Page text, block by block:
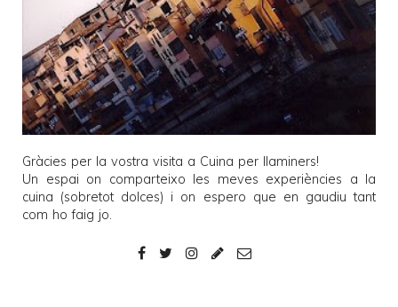
Gràcies per la vostra visita a Cuina per llaminers!
Un espai on comparteixo les meves experiències a la
cuina (sobretot dolces) i on espero que en gaudiu tant
com ho faig jo.